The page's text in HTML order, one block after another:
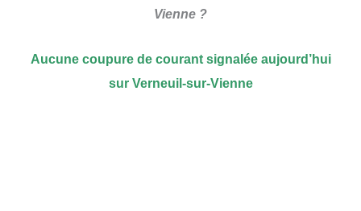
Vienne ?
Aucune coupure de courant signalée aujourd’hui
sur Verneuil-sur-Vienne